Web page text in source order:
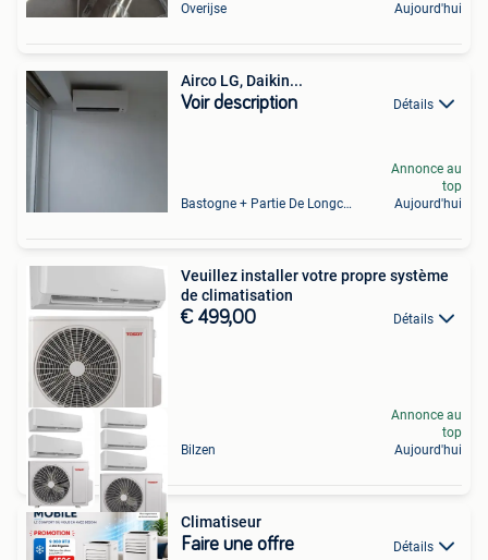
Overijse
Aujourd'hui
Airco LG, Daikin...
Voir description Détails
Bastogne + Partie De Longchamps Et Sibret
Annonce au
top
Aujourd'hui
Veuillez installer votre propre système
de climatisation
€ 499,00 Détails
Bilzen
Annonce au
top
Aujourd'hui
Climatiseur
Faire une offre Détails